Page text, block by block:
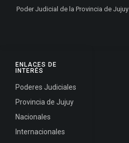
ENLACES DE
INTERÉS
Poderes Judiciales
Provincia de Jujuy
Nacionales
Internacionales
Poder Judicial de la Provincia de Jujuy